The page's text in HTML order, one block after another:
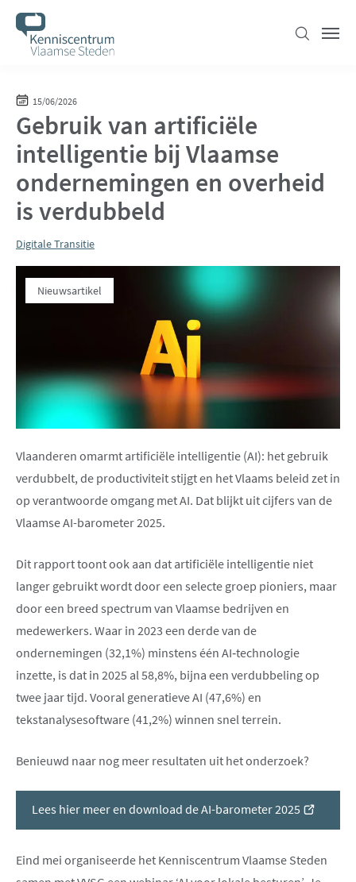
Overslaan
inhoud
gaan
Zoeken
15/06/2026
Gebruik van artificiële
intelligentie bij Vlaamse
ondernemingen en overheid
is verdubbeld
Digitale Transitie
Nieuwsartikel
Vlaanderen omarmt artificiële intelligentie (AI): het gebruik
verdubbelt, de productiviteit stijgt en het Vlaams beleid zet in
op verantwoorde omgang met AI. Dat blijkt uit cijfers van de
Vlaamse AI-barometer 2025.
Dit rapport toont ook aan dat artificiële intelligentie niet
langer gebruikt wordt door een selecte groep pioniers, maar
door een breed spectrum van Vlaamse bedrijven en
medewerkers. Waar in 2023 een derde van de
ondernemingen (32,1%) minstens één AI‑technologie
inzette, is dat in 2025 al 58,8%, bijna een verdubbeling op
twee jaar tijd. Vooral generatieve AI (47,6%) en
tekstanalysesoftware (41,2%) winnen snel terrein.
Benieuwd naar nog meer resultaten uit het onderzoek?
Lees hier meer en download de AI-barometer 2025
nieuw
Eind mei organiseerde het Kenniscentrum Vlaamse Steden